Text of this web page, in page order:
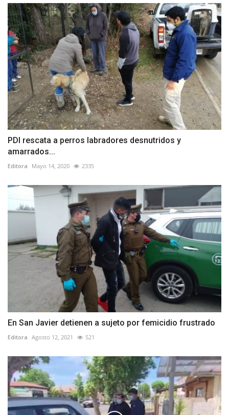
PDI rescata a perros labradores desnutridos y
amarrados...
Editora Mayo 14, 2020 2335
En San Javier detienen a sujeto por femicidio frustrado
Editora Agosto 12, 2021 521